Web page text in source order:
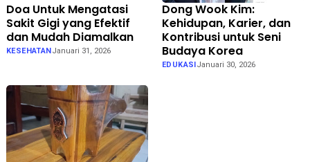
Doa Untuk Mengatasi
Sakit Gigi yang Efektif
dan Mudah Diamalkan
KESEHATANJanuari 31, 2026
Dong Wook Kim:
Kehidupan, Karier, dan
Kontribusi untuk Seni
Budaya Korea
EDUKASIJanuari 30, 2026